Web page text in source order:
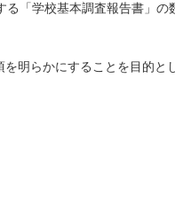
「学校基本調査報告書」の
明らかにすることを目的と